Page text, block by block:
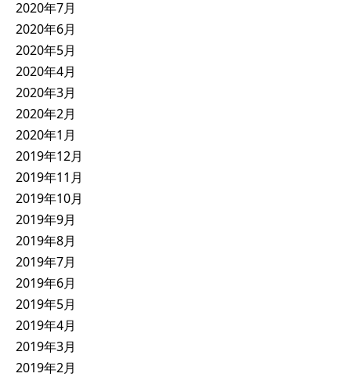
2020年7月
2020年6月
2020年5月
2020年4月
2020年3月
2020年2月
2020年1月
2019年12月
2019年11月
2019年10月
2019年9月
2019年8月
2019年7月
2019年6月
2019年5月
2019年4月
2019年3月
2019年2月